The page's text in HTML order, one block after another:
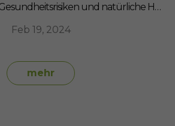
Helicobacter pylori: Gesundheitsrisiken und natürliche Heilmittel
Feb 19, 2024
mehr